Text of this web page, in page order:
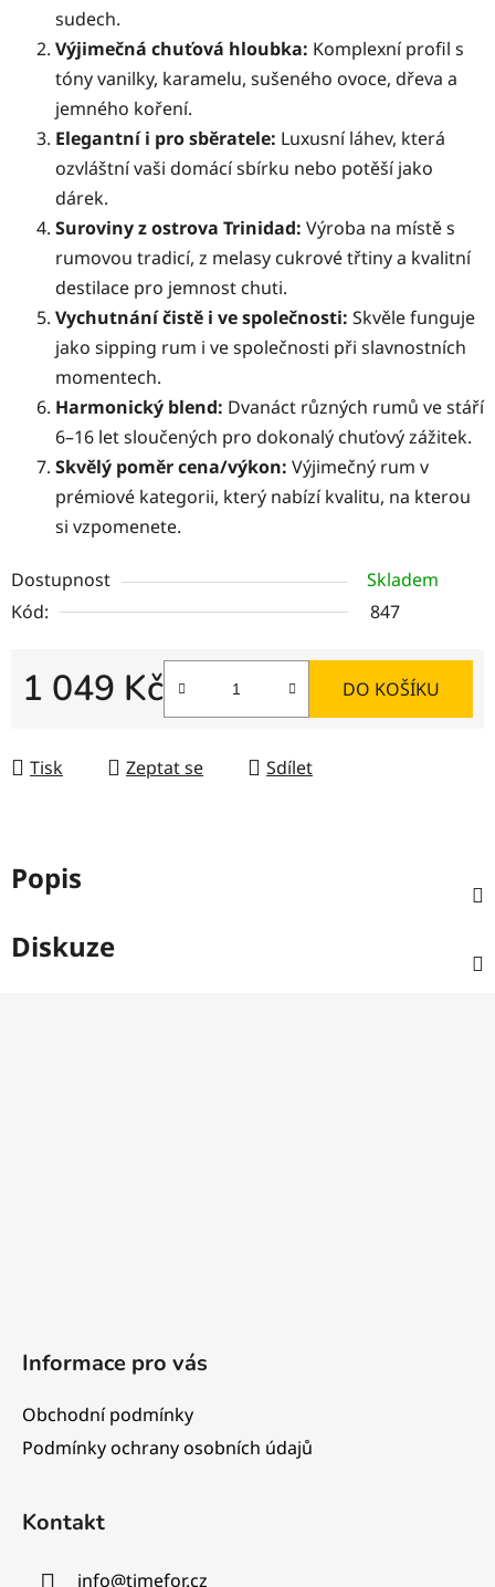
sudech.
Výjimečná chuťová hloubka: Komplexní profil s
tóny vanilky, karamelu, sušeného ovoce, dřeva a
jemného koření.
Elegantní i pro sběratele: Luxusní láhev, která
ozvláštní vaši domácí sbírku nebo potěší jako
dárek.
Suroviny z ostrova Trinidad: Výroba na místě s
rumovou tradicí, z melasy cukrové třtiny a kvalitní
destilace pro jemnost chuti.
Vychutnání čistě i ve společnosti: Skvěle funguje
jako sipping rum i ve společnosti při slavnostních
momentech.
Harmonický blend: Dvanáct různých rumů ve stáří
6–16 let sloučených pro dokonalý chuťový zážitek.
Skvělý poměr cena/výkon: Výjimečný rum v
prémiové kategorii, který nabízí kvalitu, na kterou
si vzpomenete.
Dostupnost
Skladem
Kód:
847
1 049 Kč DO KOŠÍKU
Tisk Zeptat se Sdílet
Popis
Diskuze
Informace pro vás
Obchodní podmínky
Podmínky ochrany osobních údajů
Kontakt
info@timefor.cz